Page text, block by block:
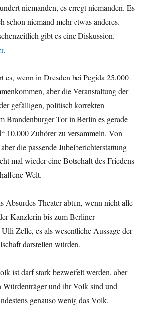
niemanden, es erregt niemanden. Es
schon niemand mehr etwas anderes.
gibt es eine Diskussion.
.
es, wenn in Dresden bei Pegida 25.000
aber die Veranstaltung der
gefälligen, politisch korrekten
Brandenburger Tor in Berlin es gerade
10.000 Zuhörer zu versammeln. Von
die passende Jubelberichterstattung
mal wieder eine Botschaft des Friedens
Welt.
Absurdes Theater abtun, wenn nicht alle
Kanzlerin bis zum Berliner
Zelle, es als wesentliche Aussage der
darstellen würden.
ist darf stark bezweifelt werden, aber
Würdenträger und ihr Volk sind und
genauso wenig das Volk.